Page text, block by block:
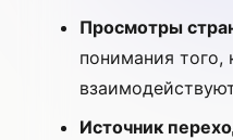
Просмотры
понимания того,
Источник